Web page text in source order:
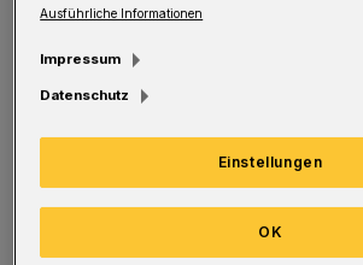
Ein Pkw hatte nach
Uhr auf der linken Spur
über den Wagen, der rund 200
prallte. Nach etwa 100 Metern
Ausführliche Informationen
Impressum
Datenschutz
Einstellungen
OK